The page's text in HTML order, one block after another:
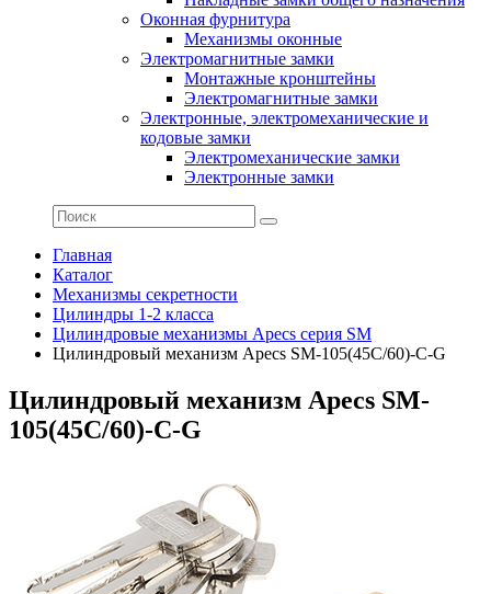
Оконная фурнитура
Механизмы оконные
Электромагнитные замки
Монтажные кронштейны
Электромагнитные замки
Электронные, электромеханические и
кодовые замки
Электромеханические замки
Электронные замки
Главная
Каталог
Механизмы секретности
Цилиндры 1-2 класса
Цилиндровые механизмы Apecs серия SM
Цилиндровый механизм Apecs SM-105(45C/60)-C-G
Цилиндровый механизм Apecs SM-
105(45C/60)-C-G